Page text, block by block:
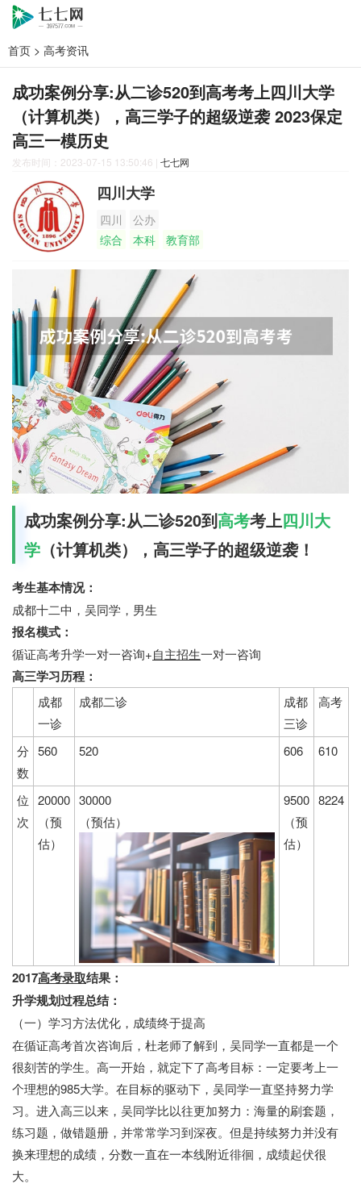
首页 > 高考资讯
成功案例分享:从二诊520到高考考上四川大学
（计算机类），高三学子的超级逆袭 2023保定
高三一模历史
发布时间：2023-07-15 13:50:46 | 七七网
四川大学
四川
公办
综合
本科 教育部
成功案例分享:从二诊520到高考考上四川大
学 （计算机类），高三学子的超级逆袭！
考生基本情况：
成都十二中，吴同学，男生
报名模式：
循证高考升学一对一咨询+自主招生一对一咨询
高三学习历程：
成都
一诊
成都二诊
成都
三诊
高考
分
数
560 520 606 610
位
次
20000
（预
估）
30000
（预估）
9500
（预
估）
8224
2017高考录取结果：
升学规划过程总结：
（一）学习方法优化，成绩终于提高
在循证高考首次咨询后，杜老师了解到，吴同学一直都是一个
很刻苦的学生。高一开始，就定下了高考目标：一定要考上一
个理想的985大学。在目标的驱动下，吴同学一直坚持努力学
习。进入高三以来，吴同学比以往更加努力：海量的刷套题，
练习题，做错题册，并常常学习到深夜。但是持续努力并没有
换来理想的成绩，分数一直在一本线附近徘徊，成绩起伏很
大。